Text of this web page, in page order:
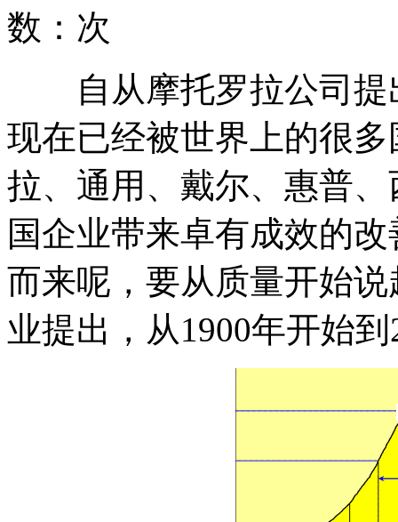
数： 次
自从摩托罗拉公司提
现在已经被世界上的很
拉、通用、戴尔、惠普
国企业带来卓有成效的
而来呢，要从质量开始
业提出，从1900年开始